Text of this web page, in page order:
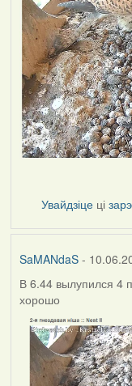
Увайдзіце ці
SaMANdaS-
В 6.44 вылупился 4
хорошо